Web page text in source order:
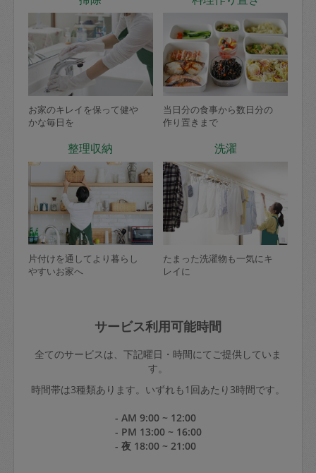
お家のキレイを保って健や
かな毎日を
当日分の食事から数日分の
作り置きまで
整理収納
片付けを通してより暮らし
やすいお家へ
洗濯
たまった洗濯物も一気にキ
レイに
サービス利用可能時間
全てのサービスは、下記曜日・時間にてご提供していま
す。
時間帯は3種類あります。いずれも1回あたり3時間です。
- AM 9:00 ~ 12:00
- PM 13:00 ~ 16:00
- 夜 18:00 ~ 21:00